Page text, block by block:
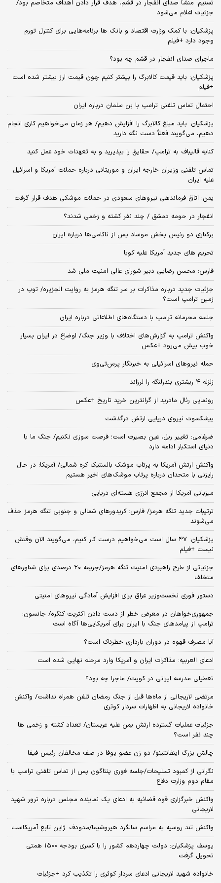
تسنیم: منشأ صدای انفجار در قشم، هدف قرار دادن اهداف متخاصم بود/
جزئیات اعلام می‌شود
پزشکیان: با کمک وزارت اقتصاد و بانک ها برنامه‌هایی برای کنترل تورم
وجود دارد +فیلم
ماجرای صدای انفجار در قشم چه بود؟
پزشکیان: باید قیمت کالابرگ را بیشتر کنیم چون قیمت ارز بیشتر شده است
+فیلم
احتمال تماس تلفنی ترامپ با بن سلمان درباره ایران
پزشکیان: باید مبلغ کالابرگ را افزایش دهیم/ هر زمان می‌خواهیم کاری انجام
دهیم، می‌گویند فعلاً دست نگه دارید
کنایه قالیباف به ترامپ/ حقایق را بپذیرید و به تعهدات خود عمل کنید
تماس تلفنی وزیران خارجه ایران و موریتانی درباره حملات آمریکا و اسرائیل
علیه ایران
یمن: اتاق فرماندهی نیروهای سعودی در حملات موشکی هدف قرار گرفت
انفجار در حومه دمشق / چند نفر کشته و زخمی شدند؟
برکناری دو رئیس بخش موساد پس از ناکامی‌ها درباره ایران
تحریم های جدید آمریکا علیه کوبا
فارس: محسن رضایی دبیر شورای عالی امنیت ملی شد
جزئیات جدید درباره مذاکرات بر سر تنگه هرمز به روایت الجزیره/ توپ در
زمین ترامپ است؟
جلسه محرمانه ترامپ با دستگاه‌های اطلاعاتی درباره ایران
واکنش ترامپ به گزارش‌های اختلاف با وزیر جنگ/ اوضاع در ایران بسیار
خوب پیش می‌رود +عکس
حمله نیروهای اسرائیلی به خبرنگار پرس‌تی‌وی
زلزله ۴ ریشتری بندرلنگه را لرزاند
رونمایی رئال مادرید از گرانترین خرید تاریخ +عکس
پیشکسوت نیروی دریایی ارتش درگذشت
ضرغامی: تغییر ریل، عین بصیرت است؛ فرصت سوزی نکنیم/ جنگ ما با
دنیای استکبار ادامه دارد
واکنش ارتش آمریکا به پرتاب موشک بالستیک کره شمالی/ آمریکا: در حال
رایزنی با متحدان درباره پرتاب موشک‌های اخیر هستیم
میزبانی آمریکا از مجمع انرژی هسته‌ای دریایی
ترتیبات جدید تنگه هرمز/ فارس: کریدورهای شمالی و جنوبی تنگه هرمز حذف
می‌شوند
پزشکیان: ۴۷ سال است می‌خواهیم درست کار کنیم، می‌گویند الان وقتش
نیست +فیلم
جزئیاتی از طرح راهبردی امنیت تنگه هرمز/جریمه ۲۰ درصدی برای شناورهای
متخلف
دستور فوری نخست‌وزیر عراق برای افزایش آمادگی نیروهای امنیتی
جمهوری‌خواهان در معرض خطر از دست دادن اکثریت کنگره/ جانسون:
ترامپ از پیامدهای جنگ با ایران برای آمریکایی‌ها آگاه است
آیا مصرف قهوه در دوران بارداری خطرناک است؟
ادعای العربیه: مذاکرات ایران و آمریکا وارد مرحله نهایی شده است
تعطیلی مدرسه ایرانی در کویت/ ماجرا چه بود؟
مرتضی لاریجانی از ماه‌ها قبل از جنگ رمضان تلفن همراه نداشت/ واکنش
خانواده لاریجانی به اظهارات سردار کوثری
جزئیات عملیات گسترده ارتش یمن علیه عربستان/ تعداد کشته و زخمی ها
چند نفر است؟
چالش بزرگ اینفانتینو/ دو زن عضو یوفا در صف مخالفان رئیس فیفا
نگرانی از کمبود تسلیحات/جلسه فوری پنتاگون پس از تماس تلفنی ترامپ با
مقام دوم وزارت دفاع
واکنش خبرگزاری قوه قضائیه به ادعای یک نماینده مجلس درباره ترور شهید
لاریجانی
واکنش تند روسیه به مراسم سالگرد هیروشیما/مدودف: ژاپن تابع آمریکاست
یوسف پزشکیان: دولت چهاردهم کشور را با کسری بودجه ۱۵۰۰ همتی
تحویل گرفت
خانواده شهید لاریجانی ادعای سردار کوثری را تکذیب کرد +جزئیات